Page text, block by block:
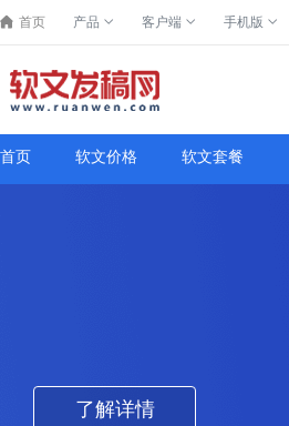
首页 产品 客户端 手机版
首页 软文价格 软文套餐
了解详情